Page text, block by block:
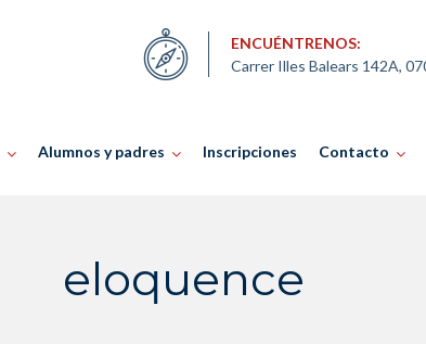
ENCUÉNTRENOS:
Carrer Illes Balears 142A,
Alumnos y padres Inscripciones Contacto
eloquence